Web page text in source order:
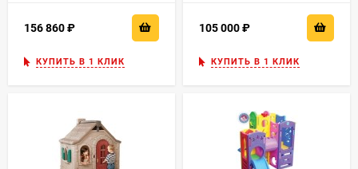
156 860
КУПИТЬ В 1 КЛИК
105 000
КУПИТЬ В 1 КЛИК